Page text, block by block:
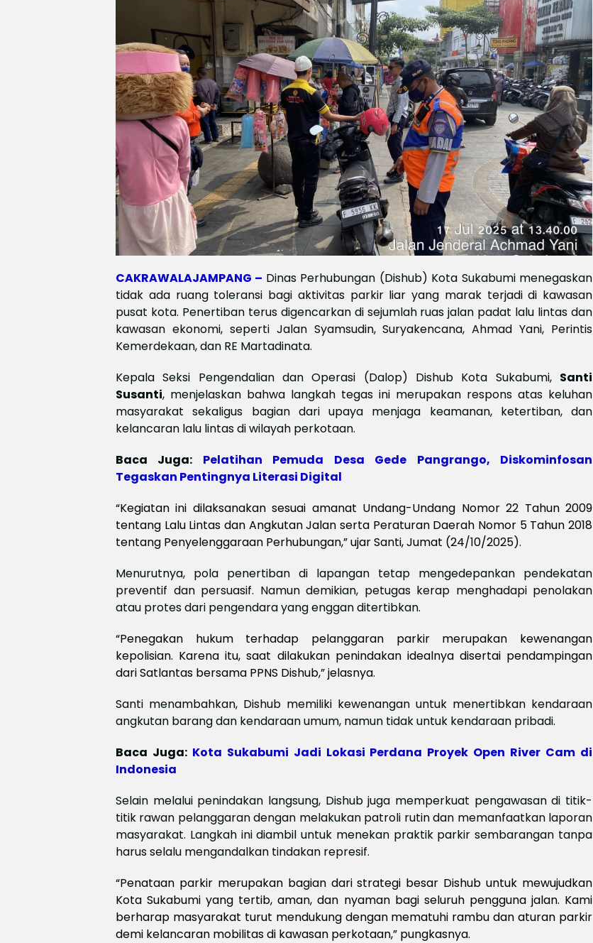
CAKRAWALAJAMPANG – Dinas Perhubungan (Dishub) Kota Sukabumi menegaskan
tidak ada ruang toleransi bagi aktivitas parkir liar yang marak terjadi di kawasan
pusat kota. Penertiban terus digencarkan di sejumlah ruas jalan padat lalu lintas dan
kawasan ekonomi, seperti Jalan Syamsudin, Suryakencana, Ahmad Yani, Perintis
Kemerdekaan, dan RE Martadinata.
Kepala Seksi Pengendalian dan Operasi (Dalop) Dishub Kota Sukabumi, Santi
Susanti, menjelaskan bahwa langkah tegas ini merupakan respons atas keluhan
masyarakat sekaligus bagian dari upaya menjaga keamanan, ketertiban, dan
kelancaran lalu lintas di wilayah perkotaan.
Baca Juga: Pelatihan Pemuda Desa Gede Pangrango, Diskominfosan
Tegaskan Pentingnya Literasi Digital
“Kegiatan ini dilaksanakan sesuai amanat Undang-Undang Nomor 22 Tahun 2009
tentang Lalu Lintas dan Angkutan Jalan serta Peraturan Daerah Nomor 5 Tahun 2018
tentang Penyelenggaraan Perhubungan,” ujar Santi, Jumat (24/10/2025).
Menurutnya, pola penertiban di lapangan tetap mengedepankan pendekatan
preventif dan persuasif. Namun demikian, petugas kerap menghadapi penolakan
atau protes dari pengendara yang enggan ditertibkan.
“Penegakan hukum terhadap pelanggaran parkir merupakan kewenangan
kepolisian. Karena itu, saat dilakukan penindakan idealnya disertai pendampingan
dari Satlantas bersama PPNS Dishub,” jelasnya.
Santi menambahkan, Dishub memiliki kewenangan untuk menertibkan kendaraan
angkutan barang dan kendaraan umum, namun tidak untuk kendaraan pribadi.
Baca Juga: Kota Sukabumi Jadi Lokasi Perdana Proyek Open River Cam di
Indonesia
Selain melalui penindakan langsung, Dishub juga memperkuat pengawasan di titik-
titik rawan pelanggaran dengan melakukan patroli rutin dan memanfaatkan laporan
masyarakat. Langkah ini diambil untuk menekan praktik parkir sembarangan tanpa
harus selalu mengandalkan tindakan represif.
“Penataan parkir merupakan bagian dari strategi besar Dishub untuk mewujudkan
Kota Sukabumi yang tertib, aman, dan nyaman bagi seluruh pengguna jalan. Kami
berharap masyarakat turut mendukung dengan mematuhi rambu dan aturan parkir
demi kelancaran mobilitas di kawasan perkotaan,” pungkasnya.